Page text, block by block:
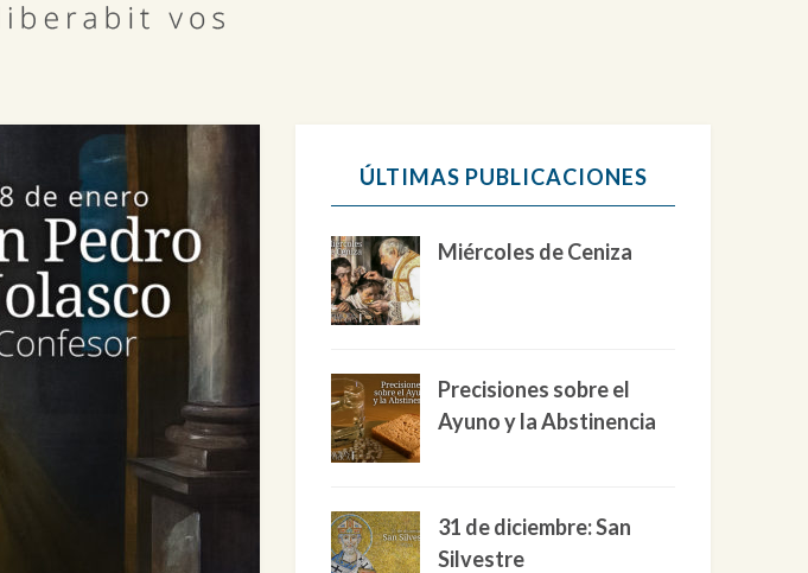
ÚLTIMAS PUBLICACIONES
Miércoles de Ceniza
Precisiones sobre el
Ayuno y la Abstinencia
31 de diciembre: San
Silvestre